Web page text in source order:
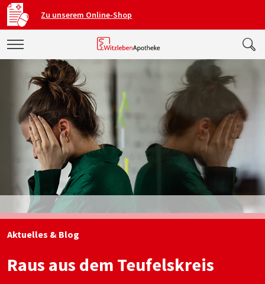
Zu unserem Online-Shop
Aktuelles & Blog
Raus aus dem Teufelskreis